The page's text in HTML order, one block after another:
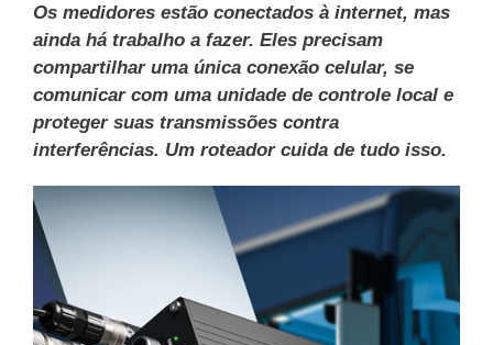
Os medidores estão conectados à internet, mas
ainda há trabalho a fazer. Eles precisam
compartilhar uma única conexão celular, se
comunicar com uma unidade de controle local e
proteger suas transmissões contra
interferências. Um roteador cuida de tudo isso.